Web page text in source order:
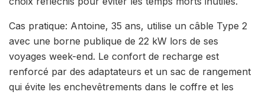
Cas pratique: Antoine, 35 ans, utilise un câble Type 2
avec une borne publique de 22 kW lors de ses
voyages week-end. Le confort de recharge est
renforcé par des adaptateurs et un sac de rangement
qui évite les enchevêtrements dans le coffre et les